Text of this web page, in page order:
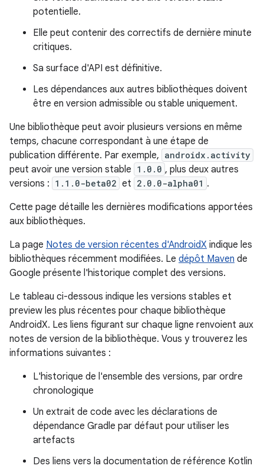
potentielle.
Elle peut contenir des correctifs de dernière minute
critiques.
Sa surface d'API est définitive.
Les dépendances aux autres bibliothèques doivent
être en version admissible ou stable uniquement.
Une bibliothèque peut avoir plusieurs versions en même
temps, chacune correspondant à une étape de
publication différente. Par exemple, androidx.activity
peut avoir une version stable 1.0.0 , plus deux autres
versions : 1.1.0-beta02 et 2.0.0-alpha01 .
Cette page détaille les dernières modifications apportées
aux bibliothèques.
La page Notes de version récentes d'AndroidX indique les
bibliothèques récemment modifiées. Le dépôt Maven de
Google présente l'historique complet des versions.
Le tableau ci-dessous indique les versions stables et
preview les plus récentes pour chaque bibliothèque
AndroidX. Les liens figurant sur chaque ligne renvoient aux
notes de version de la bibliothèque. Vous y trouverez les
informations suivantes :
L'historique de l'ensemble des versions, par ordre
chronologique
Un extrait de code avec les déclarations de
dépendance Gradle par défaut pour utiliser les
artefacts
Des liens vers la documentation de référence Kotlin